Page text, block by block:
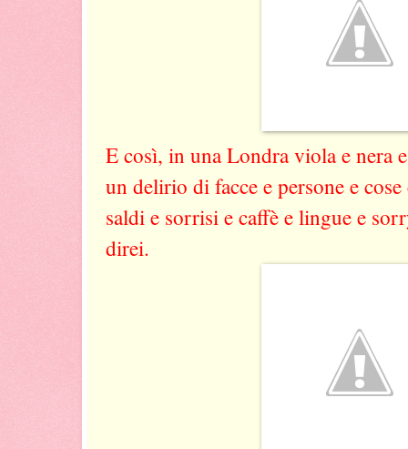
E così, in una Londra viola e nera
un delirio di facce e persone e cose
saldi e sorrisi e caffè e lingue e
direi.